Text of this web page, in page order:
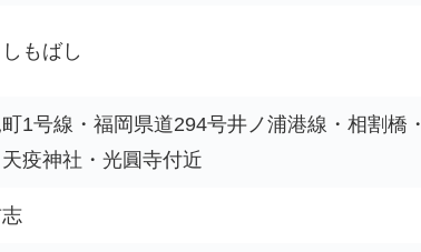
もばし
1号線・福岡県道294号井ノ浦港線・相割橋・
疫神社・光圓寺付近